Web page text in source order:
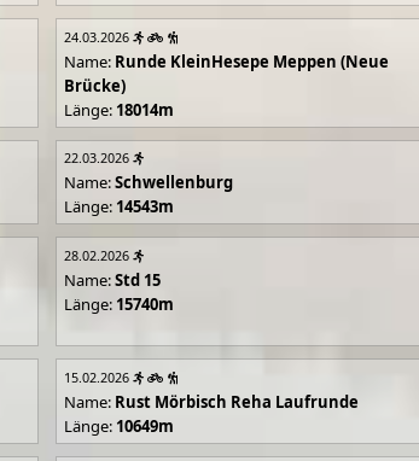
24.03.2026
Name: Runde KleinHesepe Meppen (Neue
Brücke)
Länge: 18014m
22.03.2026
Name:Schwellenburg
Länge: 14543m
28.02.2026
Name:Std 15
Länge: 15740m
15.02.2026
Name: Rust Mörbisch Reha Laufrunde
Länge: 10649m